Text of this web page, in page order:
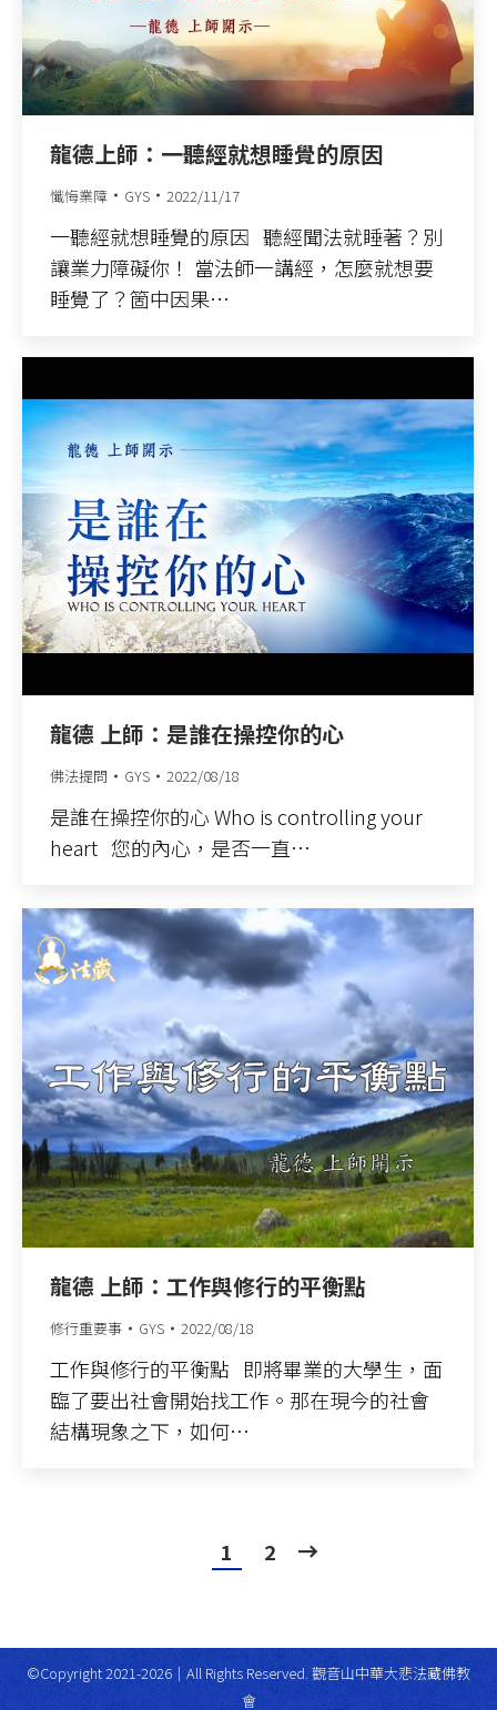
龍德上師：一聽經就想睡覺的原因
懺悔業障 GYS 2022/11/17
一聽經就想睡覺的原因 聽經聞法就睡著？別
讓業力障礙你！ 當法師一講經，怎麼就想要
睡覺了？箇中因果…
龍德 上師：是誰在操控你的心
佛法提問 GYS 2022/08/18
是誰在操控你的心 Who is controlling your
heart 您的內心，是否一直…
龍德 上師：工作與修行的平衡點
修行重要事 GYS 2022/08/18
工作與修行的平衡點 即將畢業的大學生，面
臨了要出社會開始找工作。那在現今的社會
結構現象之下，如何…
1 2
©Copyright 2021-2026｜All Rights Reserved. 觀音山中華大悲法藏佛教
會